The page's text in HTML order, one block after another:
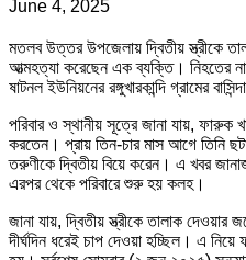
June 4, 2025
মতলব উত্তর উপজেলায় দ্বিতীয় স্ত্রীকে
আত্মহত্যা করেছেন এক ব্যক্তি। নিহতের
ষাটনল ইউনিয়নের রঙ্গুখারকান্দি গ্রামের
পরিবার ও স্থানীয় সূত্রে জানা যায়, ফারুক
করতেন। প্রায় তিন-চার মাস আগে তিনি
তরুণীকে দ্বিতীয় বিয়ে করেন। এ খবর
এরপর থেকে পরিবারে শুরু হয় কলহ।
জানা যায়, দ্বিতীয় স্ত্রীকে তালাক দেওয়ার
দীর্ঘদিন ধরেই চাপ দেওয়া হচ্ছিল। এ